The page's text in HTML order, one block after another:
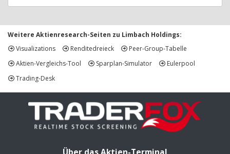
Weitere Aktienresearch-Seiten zu Limbach Holdings:
Visualizations
Renditedreieck
Peer-Group-Tabelle
Aktien-Vergleichs-Tool
Sparplan-Simulator
Eulerpool
Trading-Desk